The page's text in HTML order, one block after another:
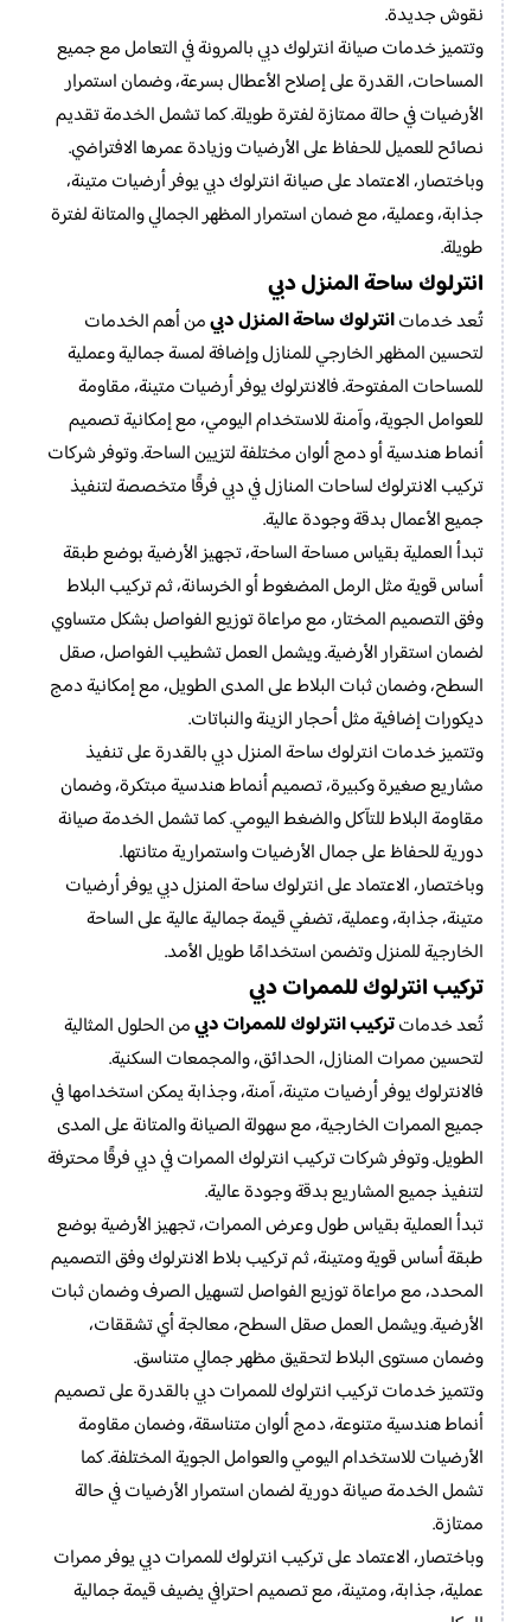
نقوش جديدة.
وتتميز خدمات صيانة انترلوك دبي بالمرونة في التعامل مع جميع
المساحات، القدرة على إصلاح الأعطال بسرعة، وضمان استمرار
الأرضيات في حالة ممتازة لفترة طويلة. كما تشمل الخدمة تقديم
نصائح للعميل للحفاظ على الأرضيات وزيادة عمرها الافتراضي.
وباختصار، الاعتماد على صيانة انترلوك دبي يوفر أرضيات متينة،
جذابة، وعملية، مع ضمان استمرار المظهر الجمالي والمتانة لفترة
طويلة.
انترلوك ساحة المنزل دبي
تُعد خدماتانترلوك ساحة المنزل دبيمن أهم الخدمات
لتحسين المظهر الخارجي للمنازل وإضافة لمسة جمالية وعملية
للمساحات المفتوحة. فالانترلوك يوفر أرضيات متينة، مقاومة
للعوامل الجوية، وآمنة للاستخدام اليومي، مع إمكانية تصميم
أنماط هندسية أو دمج ألوان مختلفة لتزيين الساحة. وتوفر شركات
تركيب الانترلوك لساحات المنازل في دبي فرقًا متخصصة لتنفيذ
جميع الأعمال بدقة وجودة عالية.
تبدأ العملية بقياس مساحة الساحة، تجهيز الأرضية بوضع طبقة
أساس قوية مثل الرمل المضغوط أو الخرسانة، ثم تركيب البلاط
وفق التصميم المختار، مع مراعاة توزيع الفواصل بشكل متساوي
لضمان استقرار الأرضية. ويشمل العمل تشطيب الفواصل، صقل
السطح، وضمان ثبات البلاط على المدى الطويل، مع إمكانية دمج
ديكورات إضافية مثل أحجار الزينة والنباتات.
وتتميز خدمات انترلوك ساحة المنزل دبي بالقدرة على تنفيذ
مشاريع صغيرة وكبيرة، تصميم أنماط هندسية مبتكرة، وضمان
مقاومة البلاط للتآكل والضغط اليومي. كما تشمل الخدمة صيانة
دورية للحفاظ على جمال الأرضيات واستمرارية متانتها.
وباختصار، الاعتماد على انترلوك ساحة المنزل دبي يوفر أرضيات
متينة، جذابة، وعملية، تضفي قيمة جمالية عالية على الساحة
الخارجية للمنزل وتضمن استخدامًا طويل الأمد.
تركيب انترلوك للممرات دبي
تُعد خدماتتركيب انترلوك للممرات دبيمن الحلول المثالية
لتحسين ممرات المنازل، الحدائق، والمجمعات السكنية.
فالانترلوك يوفر أرضيات متينة، آمنة، وجذابة يمكن استخدامها في
جميع الممرات الخارجية، مع سهولة الصيانة والمتانة على المدى
الطويل. وتوفر شركات تركيب انترلوك الممرات في دبي فرقًا محترفة
لتنفيذ جميع المشاريع بدقة وجودة عالية.
تبدأ العملية بقياس طول وعرض الممرات، تجهيز الأرضية بوضع
طبقة أساس قوية ومتينة، ثم تركيب بلاط الانترلوك وفق التصميم
المحدد، مع مراعاة توزيع الفواصل لتسهيل الصرف وضمان ثبات
الأرضية. ويشمل العمل صقل السطح، معالجة أي تشققات،
وضمان مستوى البلاط لتحقيق مظهر جمالي متناسق.
وتتميز خدمات تركيب انترلوك للممرات دبي بالقدرة على تصميم
أنماط هندسية متنوعة، دمج ألوان متناسقة، وضمان مقاومة
الأرضيات للاستخدام اليومي والعوامل الجوية المختلفة. كما
تشمل الخدمة صيانة دورية لضمان استمرار الأرضيات في حالة
ممتازة.
وباختصار، الاعتماد على تركيب انترلوك للممرات دبي يوفر ممرات
عملية، جذابة، ومتينة، مع تصميم احترافي يضيف قيمة جمالية